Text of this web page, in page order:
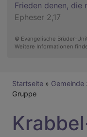
Frieden denen, die
Epheser 2,17
© Evangelische Brüder-
Weitere Informationen
Startseite Gemeinde
Gruppe